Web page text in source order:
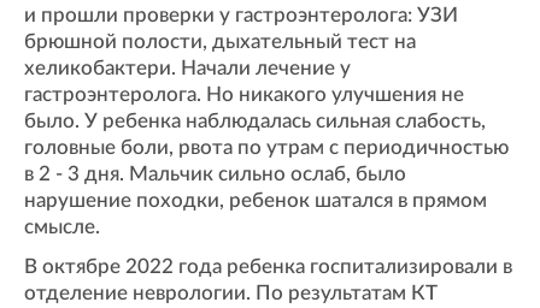
и прошли проверки у гастроэнтеролога: УЗИ
брюшной полости, дыхательный тест на
хеликобактери. Начали лечение у
гастроэнтеролога. Но никакого улучшения не
было. У ребенка наблюдалась сильная слабость,
головные боли, рвота по утрам с периодичностью
в 2 - 3 дня. Мальчик сильно ослаб, было
нарушение походки, ребенок шатался в прямом
смысле.
В октябре 2022 года ребенка госпитализировали в
отделение неврологии. По результатам КТ